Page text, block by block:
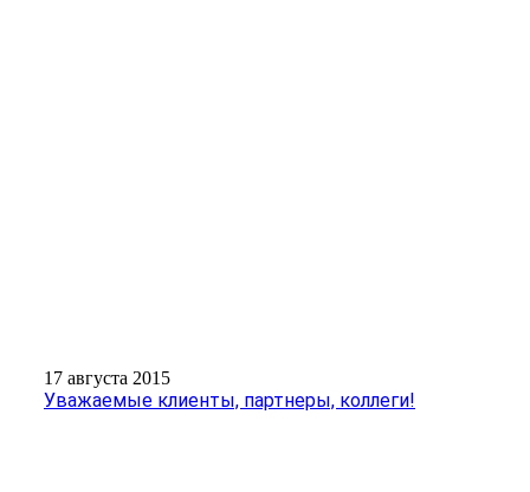
17 августа 2015
Уважаемые клиенты, партнеры, коллеги!